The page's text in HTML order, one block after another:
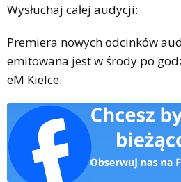
Wysłuchaj całej audycji:
Premiera nowych odcinków
emitowana jest w środy po
eM Kielce.